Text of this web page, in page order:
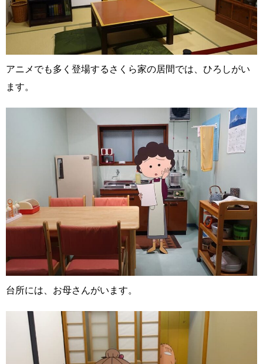
アニメでも多く登場するさくら家の居間では、ひろしがい
ます。
台所には、お母さんがいます。